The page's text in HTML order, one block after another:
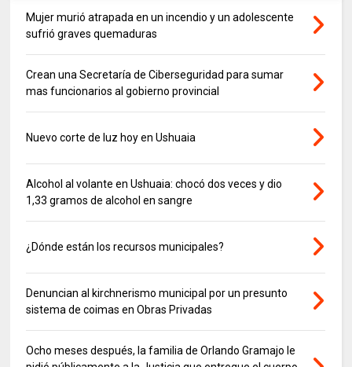
Mujer murió atrapada en un incendio y un adolescente
sufrió graves quemaduras
Crean una Secretaría de Ciberseguridad para sumar
mas funcionarios al gobierno provincial
Nuevo corte de luz hoy en Ushuaia
Alcohol al volante en Ushuaia: chocó dos veces y dio
1,33 gramos de alcohol en sangre
¿Dónde están los recursos municipales?
Denuncian al kirchnerismo municipal por un presunto
sistema de coimas en Obras Privadas
Ocho meses después, la familia de Orlando Gramajo le